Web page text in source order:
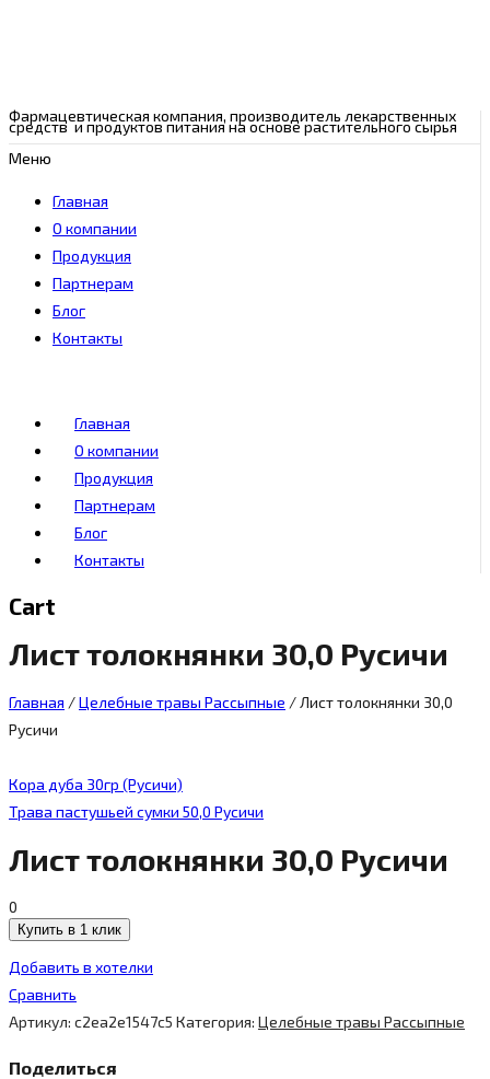
Фармацевтическая компания, производитель лекарственных
средств и продуктов питания на основе растительного сырья
Меню
Главная
О компании
Продукция
Партнерам
Блог
Контакты
Главная
О компании
Продукция
Партнерам
Блог
Контакты
Cart
Лист толокнянки 30,0 Русичи
Главная /Целебные травы Рассыпные /Лист толокнянки 30,0
Русичи
Кора дуба 30гр (Русичи)
Трава пастушьей сумки 50,0 Русичи
Лист толокнянки 30,0 Русичи
0
Купить в 1 клик
Добавить в хотелки
Сравнить
Артикул: c2ea2e1547c5 Категория: Целебные травы Рассыпные
Поделиться